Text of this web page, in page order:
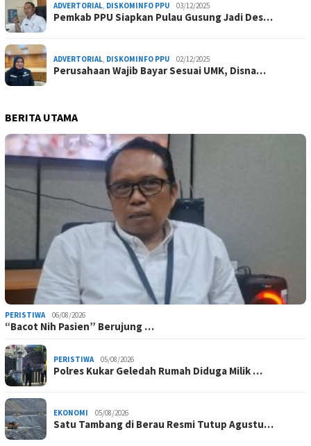
ADVERTORIAL, DISKOMINFO PPU 03/12/2025
Pemkab PPU Siapkan Pulau Gusung Jadi Des…
ADVERTORIAL, DISKOMINFO PPU 02/12/2025
Perusahaan Wajib Bayar Sesuai UMK, Disna…
BERITA UTAMA
PERISTIWA 06/08/2026
“Bacot Nih Pasien” Berujung …
PERISTIWA 05/08/2026
Polres Kukar Geledah Rumah Diduga Milik …
EKONOMI 05/08/2026
Satu Tambang di Berau Resmi Tutup Agustu…